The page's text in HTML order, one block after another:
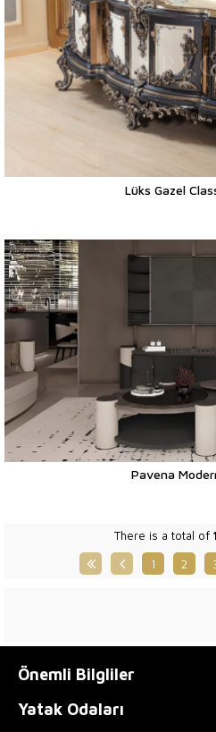
Lüks Gazel
Pavena
There is a total of
1
2
Önemli Bilgliler
Yatak Odaları